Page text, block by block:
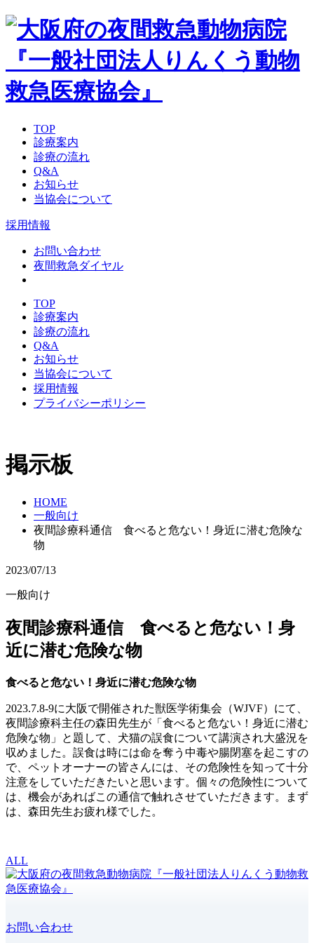
TOP
診療案内
診療の流れ
Q&A
お知らせ
当協会について
採用情報
お問い合わせ
夜間救急ダイヤル
TOP
診療案内
診療の流れ
Q&A
お知らせ
当協会について
採用情報
プライバシーポリシー
掲示板
HOME
一般向け
夜間診療科通信 食べると危ない！身近に潜む危険な
物
2023/07/13
一般向け
夜間診療科通信 食べると危ない！身
近に潜む危険な物
食べると危ない！身近に潜む危険な物
2023.7.8-9に大阪で開催された獣医学術集会（WJVF）にて、
夜間診療科主任の森田先生が「食べると危ない！身近に潜む
危険な物」と題して、犬猫の誤食について講演され大盛況を
収めました。誤食は時には命を奪う中毒や腸閉塞を起こすの
で、ペットオーナーの皆さんには、その危険性を知って十分
注意をしていただきたいと思います。個々の危険性について
は、機会があればこの通信で触れさせていただきます。まず
は、森田先生お疲れ様でした。
ALL
お問い合わせ